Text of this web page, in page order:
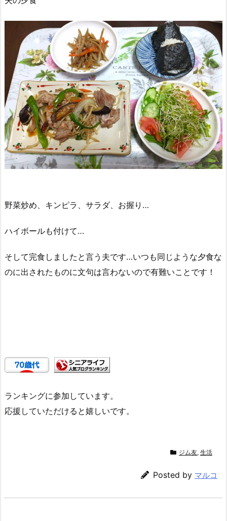
野菜炒め、キンピラ、サラダ、お握り…
ハイボールも付けて…
そして完食しましたと言う夫です…いつも同じような夕食な
のに出されたものに文句は言わないので有難いことです！
ランキングに参加しています。
応援していただけると嬉しいです。
ジム友, 生活
Posted by マルコ